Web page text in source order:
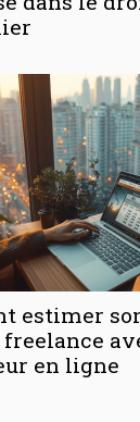
estimer
en ligne